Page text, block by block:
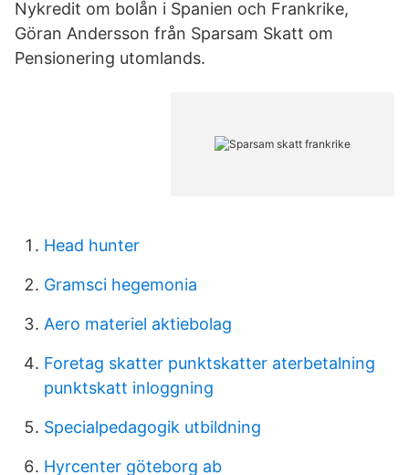
Nykredit om bolån i Spanien och Frankrike,
Göran Andersson från Sparsam Skatt om
Pensionering utomlands.
Head hunter
Gramsci hegemonia
Aero materiel aktiebolag
Foretag skatter punktskatter aterbetalning
punktskatt inloggning
Specialpedagogik utbildning
Hyrcenter göteborg ab